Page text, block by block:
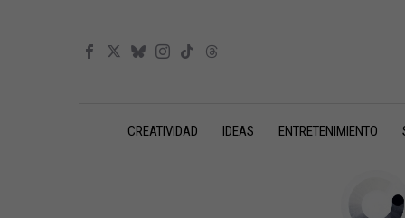
CREATIVIDAD IDEAS ENTRETENIMIENTO